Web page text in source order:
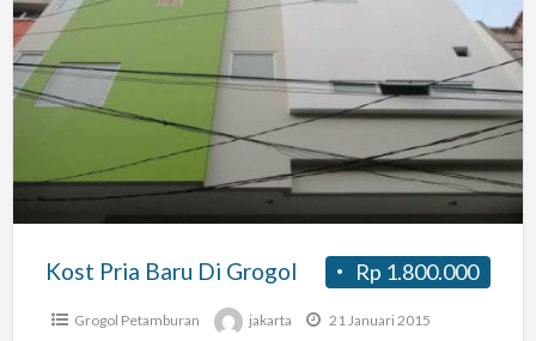
Kost
Pria
Baru
Rp 1.800.000
Kost Pria Baru Di Grogol
Grogol Petamburan jakarta 21 Januari 2015